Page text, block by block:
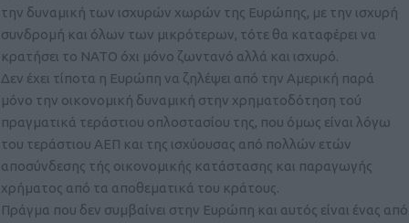
την δυναμική των ισχυρών χωρών της Ευρώπης, με την ισχυρή
συνδρομή και όλων των μικρότερων, τότε θα καταφέρει να
κρατήσει το ΝΑΤΟ όχι μόνο ζωντανό αλλά και ισχυρό.
Δεν έχει τίποτα η Ευρώπη να ζηλέψει από την Αμερική παρά
μόνο την οικονομική δυναμική στην χρηματοδότηση τού
πραγματικά τεράστιου οπλοστασίου της, που όμως είναι λόγω
του τεράστιου ΑΕΠ και της ισχύουσας από πολλών ετών
αποσύνδεσης τής οικονομικής κατάστασης και παραγωγής
χρήματος από τα αποθεματικά του κράτους.
Πράγμα που δεν συμβαίνει στην Ευρώπη και αυτός είναι ένας από